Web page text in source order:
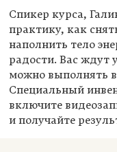
Спикер курса,
практику, как
наполнить тело
радости. Вас ждут
можно выполнять
Специальный
включите
и получайте